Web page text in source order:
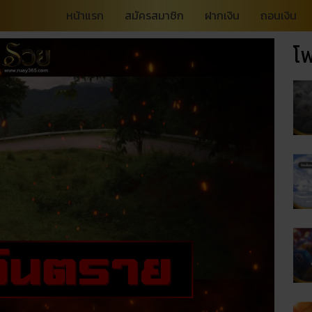
หน้าแรก สมัครสมาชิก ฝากเงิน ถอนเงิน
โ